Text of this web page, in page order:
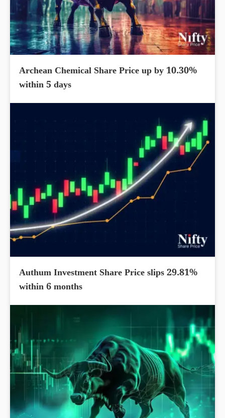
Archean Chemical Share Price up by 10.30%
within 5 days
Authum Investment Share Price slips 29.81%
within 6 months